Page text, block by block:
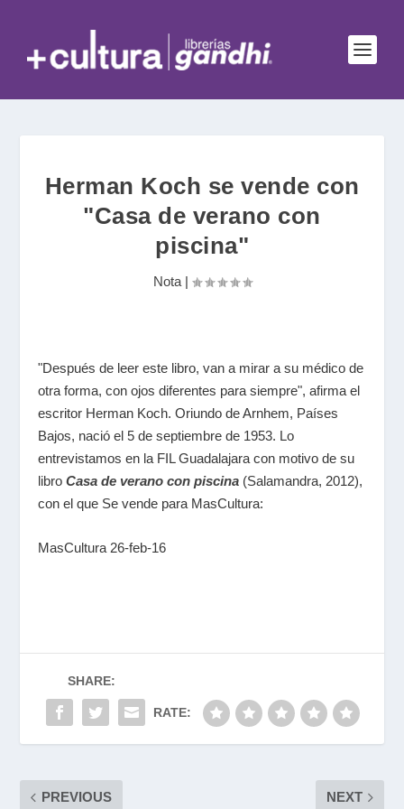
Herman Koch se vende con
"Casa de verano con
piscina"
Nota|
"Después de leer este libro, van a mirar a su médico de
otra forma, con ojos diferentes para siempre", afirma el
escritor Herman Koch. Oriundo de Arnhem, Países
Bajos, nació el 5 de septiembre de 1953. Lo
entrevistamos en la FIL Guadalajara con motivo de su
libroCasa de verano con piscina (Salamandra, 2012),
con el que Se vende para MasCultura:
MasCultura 26-feb-16
SHARE:
RATE:
PREVIOUS NEXT